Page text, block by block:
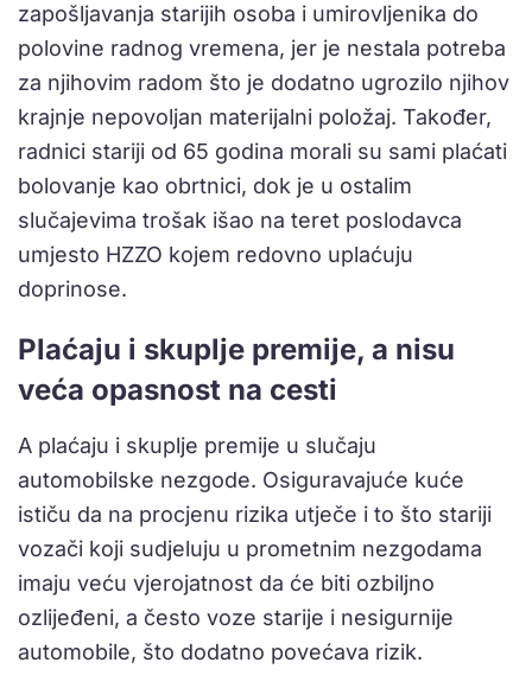
zapošljavanja starijih osoba i umirovljenika do
polovine radnog vremena, jer je nestala potreba
za njihovim radom što je dodatno ugrozilo njihov
krajnje nepovoljan materijalni položaj. Također,
radnici stariji od 65 godina morali su sami plaćati
bolovanje kao obrtnici, dok je u ostalim
slučajevima trošak išao na teret poslodavca
umjesto HZZO kojem redovno uplaćuju
doprinose.
Plaćaju i skuplje premije, a nisu
veća opasnost na cesti
A plaćaju i skuplje premije u slučaju
automobilske nezgode. Osiguravajuće kuće
ističu da na procjenu rizika utječe i to što stariji
vozači koji sudjeluju u prometnim nezgodama
imaju veću vjerojatnost da će biti ozbiljno
ozlijeđeni, a često voze starije i nesigurnije
automobile, što dodatno povećava rizik.